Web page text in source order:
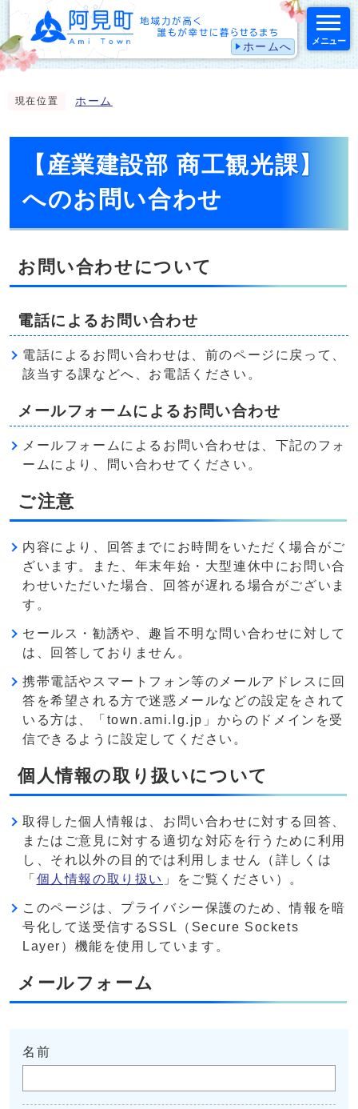
ホームへ メニュー
現在位置 ホーム
【産業建設部 商工観光課】
へのお問い合わせ
お問い合わせについて
電話によるお問い合わせ
電話によるお問い合わせは、前のページに戻って、
該当する課などへ、お電話ください。
メールフォームによるお問い合わせ
メールフォームによるお問い合わせは、下記のフォ
ームにより、問い合わせてください。
ご注意
内容により、回答までにお時間をいただく場合がご
ざいます。また、年末年始・大型連休中にお問い合
わせいただいた場合、回答が遅れる場合がございま
す。
セールス・勧誘や、趣旨不明な問い合わせに対して
は、回答しておりません。
携帯電話やスマートフォン等のメールアドレスに回
答を希望される方で迷惑メールなどの設定をされて
いる方は、「town.ami.lg.jp」からのドメインを受
信できるように設定してください。
個人情報の取り扱いについて
取得した個人情報は、お問い合わせに対する回答、
またはご意見に対する適切な対応を行うために利用
し、それ以外の目的では利用しません（詳しくは
「 個人情報の取り扱い 」をご覧ください）。
このページは、プライバシー保護のため、情報を暗
号化して送受信するSSL（Secure Sockets
Layer）機能を使用しています。
メールフォーム
名前